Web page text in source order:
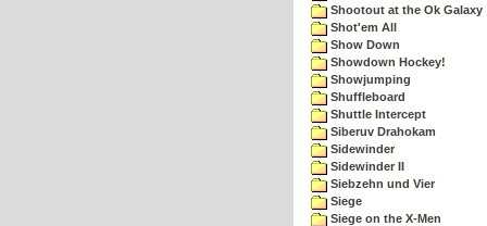
Shootout at the Ok Galaxy
Shot'em All
Show Down
Showdown Hockey!
Showjumping
Shuffleboard
Shuttle Intercept
Siberuv Drahokam
Sidewinder
Sidewinder II
Siebzehn und Vier
Siege
Siege on the X-Men